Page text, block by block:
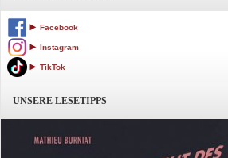
Facebook
Instagram
TikTok
UNSERE LESETIPPS